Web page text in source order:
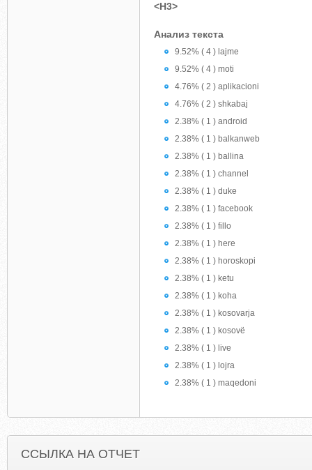
<H3>
Анализ текста
9.52% ( 4 ) lajme
9.52% ( 4 ) moti
4.76% ( 2 ) aplikacioni
4.76% ( 2 ) shkabaj
2.38% ( 1 ) android
2.38% ( 1 ) balkanweb
2.38% ( 1 ) ballina
2.38% ( 1 ) channel
2.38% ( 1 ) duke
2.38% ( 1 ) facebook
2.38% ( 1 ) fillo
2.38% ( 1 ) here
2.38% ( 1 ) horoskopi
2.38% ( 1 ) ketu
2.38% ( 1 ) koha
2.38% ( 1 ) kosovarja
2.38% ( 1 ) kosovë
2.38% ( 1 ) live
2.38% ( 1 ) lojra
2.38% ( 1 ) maqedoni
ССЫЛКА НА ОТЧЕТ